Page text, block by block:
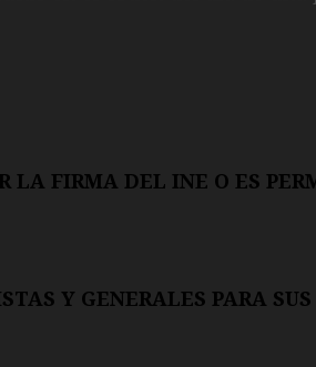
LA FIRMA DEL INE O ES
Y GENERALES PARA SUS